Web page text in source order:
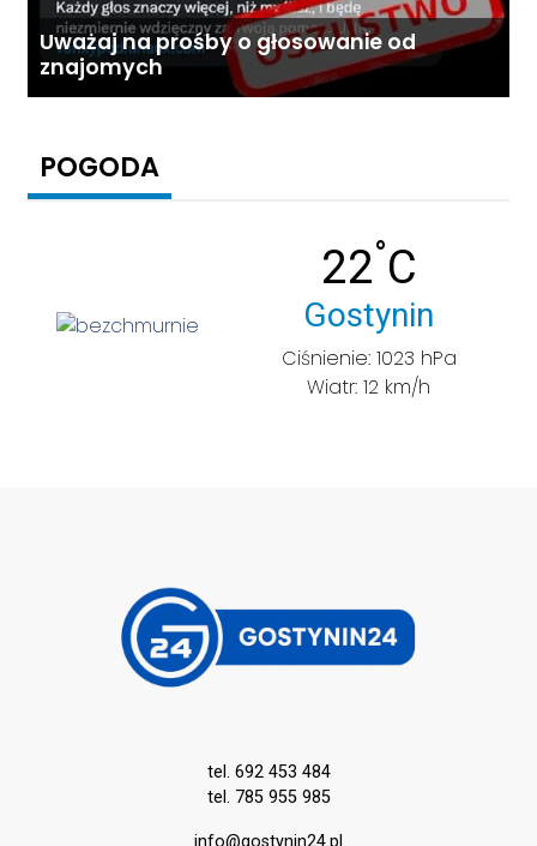
Uważaj na prośby o głosowanie od
znajomych
POGODA
22°C
Miasto:
Gostynin
Ciśnienie: 1023 hPa
Wiatr: 12 km/h
tel. 692 453 484
tel. 785 955 985